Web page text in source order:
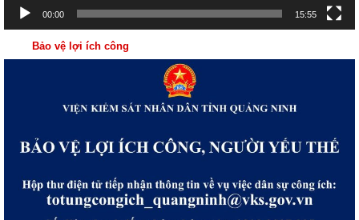
00:00 15:55
Bảo vệ lợi ích công